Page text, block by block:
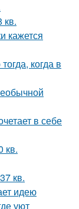
кв.
кажется
когда в
в себе
кв.
кв.
идею
уют